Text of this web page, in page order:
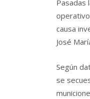
Pasadas
causa
José
Según
se